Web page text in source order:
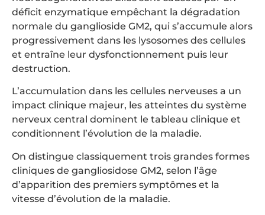
déficit enzymatique empêchant la dégradation
normale du ganglioside GM2, qui s’accumule alors
progressivement dans les lysosomes des cellules
et entraîne leur dysfonctionnement puis leur
destruction.
L’accumulation dans les cellules nerveuses a un
impact clinique majeur, les atteintes du système
nerveux central dominent le tableau clinique et
conditionnent l’évolution de la maladie.
On distingue classiquement trois grandes formes
cliniques de gangliosidose GM2, selon l’âge
d’apparition des premiers symptômes et la
vitesse d’évolution de la maladie.